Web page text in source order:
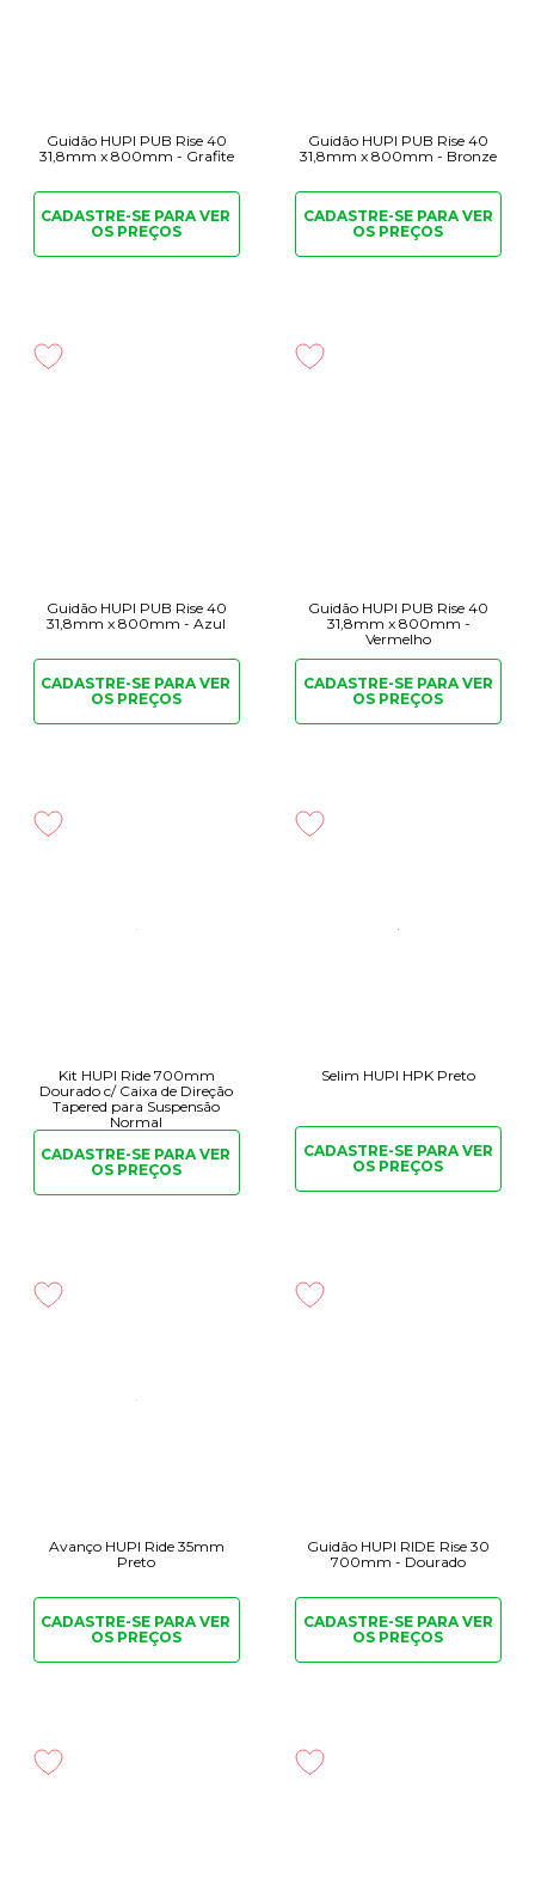
Guidão HUPI PUB Rise 40
31,8mm x 800mm - Grafite
CADASTRE-SE PARA VER
OS PREÇOS
Guidão HUPI PUB Rise 40
31,8mm x 800mm - Bronze
CADASTRE-SE PARAVER
OS PREÇOS
Guidão HUPI PUB Rise 40
31,8mm x 800mm - Azul
CADASTRE-SE PARA VER
OS PREÇOS
Guidão HUPI PUB Rise 40
31,8mm x 800mm -
Vermelho
CADASTRE-SE PARAVER
OS PREÇOS
Kit HUPI Ride 700mm
Dourado c/ Caixa de Direção
Tapered para Suspensão
Normal
CADASTRE-SE PARA VER
OS PREÇOS
Selim HUPI HPK Preto
CADASTRE-SE PARAVER
OS PREÇOS
Avanço HUPI Ride 35mm
Preto
CADASTRE-SE PARA VER
OS PREÇOS
Guidão HUPI RIDE Rise 30
700mm - Dourado
CADASTRE-SE PARAVER
OS PREÇOS